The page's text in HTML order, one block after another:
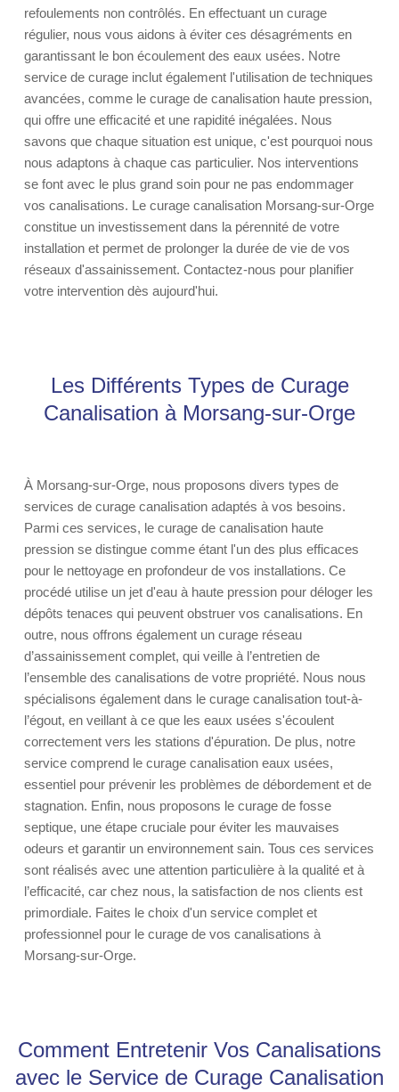
refoulements non contrôlés. En effectuant un curage
régulier, nous vous aidons à éviter ces désagréments en
garantissant le bon écoulement des eaux usées. Notre
service de curage inclut également l'utilisation de techniques
avancées, comme le curage de canalisation haute pression,
qui offre une efficacité et une rapidité inégalées. Nous
savons que chaque situation est unique, c'est pourquoi nous
nous adaptons à chaque cas particulier. Nos interventions
se font avec le plus grand soin pour ne pas endommager
vos canalisations. Le curage canalisation Morsang-sur-Orge
constitue un investissement dans la pérennité de votre
installation et permet de prolonger la durée de vie de vos
réseaux d'assainissement. Contactez-nous pour planifier
votre intervention dès aujourd'hui.
Les Différents Types de Curage
Canalisation à Morsang-sur-Orge
À Morsang-sur-Orge, nous proposons divers types de
services de curage canalisation adaptés à vos besoins.
Parmi ces services, le curage de canalisation haute
pression se distingue comme étant l'un des plus efficaces
pour le nettoyage en profondeur de vos installations. Ce
procédé utilise un jet d'eau à haute pression pour déloger les
dépôts tenaces qui peuvent obstruer vos canalisations. En
outre, nous offrons également un curage réseau
d’assainissement complet, qui veille à l’entretien de
l’ensemble des canalisations de votre propriété. Nous nous
spécialisons également dans le curage canalisation tout-à-
l’égout, en veillant à ce que les eaux usées s'écoulent
correctement vers les stations d'épuration. De plus, notre
service comprend le curage canalisation eaux usées,
essentiel pour prévenir les problèmes de débordement et de
stagnation. Enfin, nous proposons le curage de fosse
septique, une étape cruciale pour éviter les mauvaises
odeurs et garantir un environnement sain. Tous ces services
sont réalisés avec une attention particulière à la qualité et à
l’efficacité, car chez nous, la satisfaction de nos clients est
primordiale. Faites le choix d'un service complet et
professionnel pour le curage de vos canalisations à
Morsang-sur-Orge.
Comment Entretenir Vos Canalisations
avec le Service de Curage Canalisation